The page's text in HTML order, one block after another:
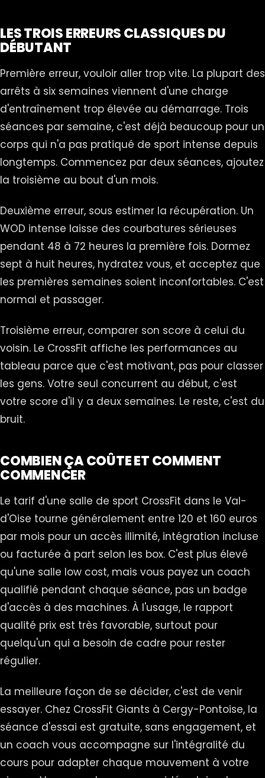
LES TROIS ERREURS CLASSIQUES DU
DÉBUTANT
Première erreur, vouloir aller trop vite. La plupart des
arrêts à six semaines viennent d'une charge
d'entraînement trop élevée au démarrage. Trois
séances par semaine, c'est déjà beaucoup pour un
corps qui n'a pas pratiqué de sport intense depuis
longtemps. Commencez par deux séances, ajoutez
la troisième au bout d'un mois.
Deuxième erreur, sous estimer la récupération. Un
WOD intense laisse des courbatures sérieuses
pendant 48 à 72 heures la première fois. Dormez
sept à huit heures, hydratez vous, et acceptez que
les premières semaines soient inconfortables. C'est
normal et passager.
Troisième erreur, comparer son score à celui du
voisin. Le CrossFit affiche les performances au
tableau parce que c'est motivant, pas pour classer
les gens. Votre seul concurrent au début, c'est
votre score d'il y a deux semaines. Le reste, c'est du
bruit.
COMBIEN ÇA COÛTE ET COMMENT
COMMENCER
Le tarif d'une salle de sport CrossFit dans le Val-
d'Oise tourne généralement entre 120 et 160 euros
par mois pour un accès illimité, intégration incluse
ou facturée à part selon les box. C'est plus élevé
qu'une salle low cost, mais vous payez un coach
qualifié pendant chaque séance, pas un badge
d'accès à des machines. À l'usage, le rapport
qualité prix est très favorable, surtout pour
quelqu'un qui a besoin de cadre pour rester
régulier.
La meilleure façon de se décider, c'est de venir
essayer. Chez CrossFit Giants à Cergy-Pontoise, la
séance d'essai est gratuite, sans engagement, et
un coach vous accompagne sur l'intégralité du
cours pour adapter chaque mouvement à votre